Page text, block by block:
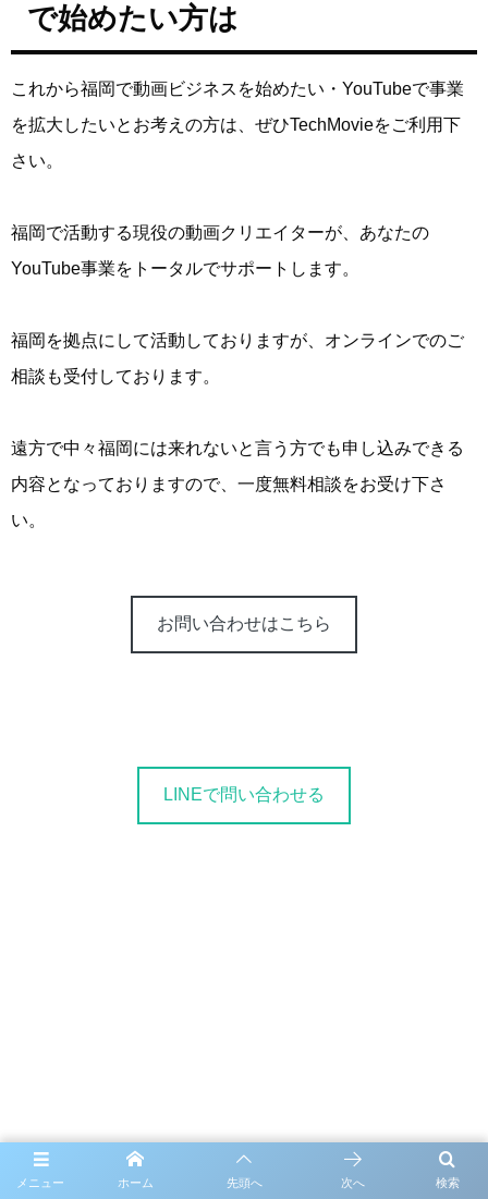
で始めたい方は
これから福岡で動画ビジネスを始めたい・YouTubeで事業
を拡大したいとお考えの方は、ぜひTechMovieをご利用下
さい。
福岡で活動する現役の動画クリエイターが、あなたの
YouTube事業をトータルでサポートします。
福岡を拠点にして活動しておりますが、オンラインでのご
相談も受付しております。
遠方で中々福岡には来れないと言う方でも申し込みできる
内容となっておりますので、一度無料相談をお受け下さ
い。
お問い合わせはこちら
LINEで問い合わせる
メニュー 検索
ホーム 先頭へ 次へ